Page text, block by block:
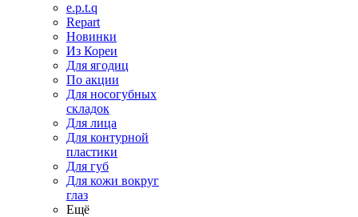
e.p.t.q
Repart
Новинки
Из Кореи
Для ягодиц
По акции
Для носогубных
складок
Для лица
Для контурной
пластики
Для губ
Для кожи вокруг
глаз
Ещё